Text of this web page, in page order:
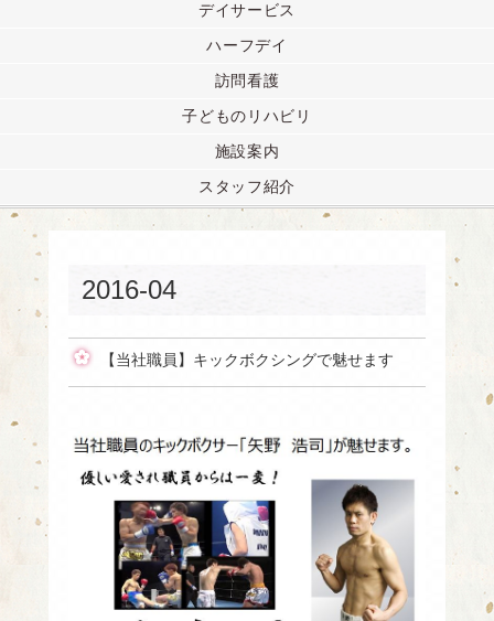
デイサービス
ハーフデイ
訪問看護
子どものリハビリ
施設案内
スタッフ紹介
2016-04
【当社職員】キックボクシングで魅せます